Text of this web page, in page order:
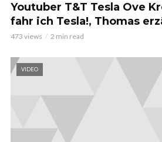
Youtuber T&T Tesla Ove
fahr ich Tesla!, Thomas
473 views 2 min read
VIDEO